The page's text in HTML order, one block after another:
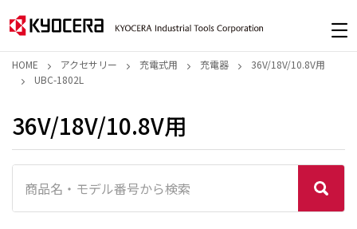
HOME アクセサリー 充電式用 充電器
36V/18V/10.8V用
UBC-1802L
36V/18V/10.8V用